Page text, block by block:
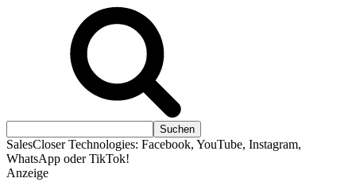
SalesCloser Technologies: Facebook, YouTube, Instagram,
WhatsApp oder TikTok!
Anzeige